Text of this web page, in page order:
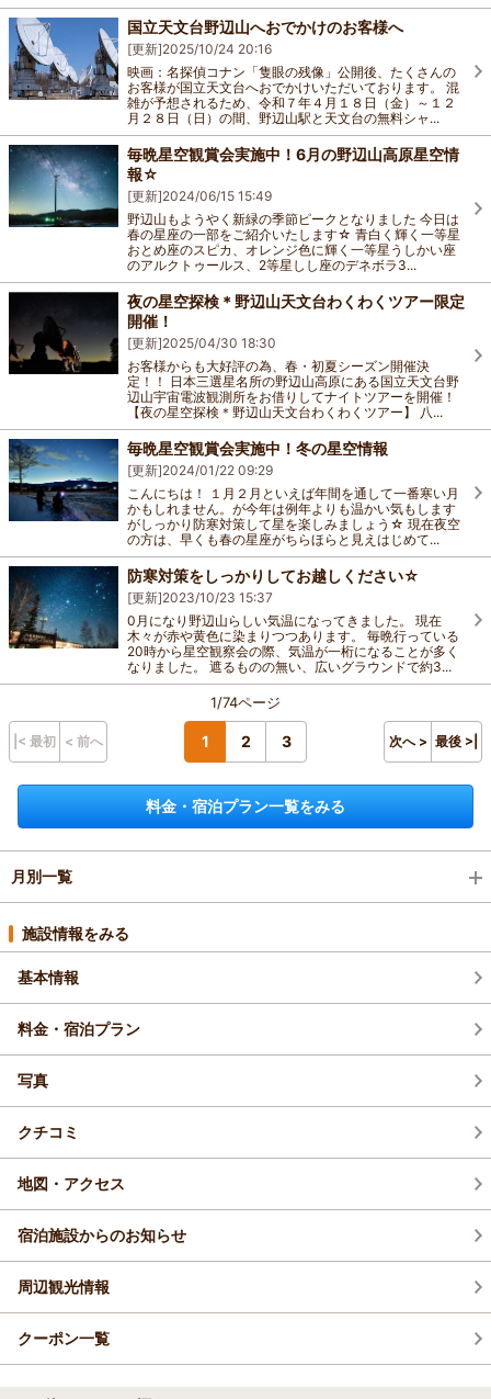
国立天文台野辺山へおでかけのお客様へ
[更新]2025/10/24 20:16
映画：名探偵コナン「隻眼の残像」公開後、たくさんの
お客様が国立天文台へおでかけいただいております。 混
雑が予想されるため、令和７年４月１８日（金）～１２
月２８日（日）の間、野辺山駅と天文台の無料シャ...
毎晩星空観賞会実施中！6月の野辺山高原星空情
報☆
[更新]2024/06/15 15:49
野辺山もようやく新緑の季節ピークとなりました 今日は
春の星座の一部をご紹介いたします☆ 青白く輝く一等星
おとめ座のスピカ、オレンジ色に輝く一等星うしかい座
のアルクトゥールス、2等星しし座のデネボラ3...
夜の星空探検＊野辺山天文台わくわくツアー限定
開催！
[更新]2025/04/30 18:30
お客様からも大好評の為、春・初夏シーズン開催決
定！！ 日本三選星名所の野辺山高原にある国立天文台野
辺山宇宙電波観測所をお借りしてナイトツアーを開催！
【夜の星空探検＊野辺山天文台わくわくツアー】 八...
毎晩星空観賞会実施中！冬の星空情報
[更新]2024/01/22 09:29
こんにちは！ １月２月といえば年間を通して一番寒い月
かもしれません。が今年は例年よりも温かい気もします
がしっかり防寒対策して星を楽しみましょう☆ 現在夜空
の方は、早くも春の星座がちらほらと見えはじめて...
防寒対策をしっかりしてお越しください☆
[更新]2023/10/23 15:37
0月になり野辺山らしい気温になってきました。 現在
木々が赤や黄色に染まりつつあります。 毎晩行っている
20時から星空観察会の際、気温が一桁になることが多く
なりました。 遮るものの無い、広いグラウンドで約3...
1/74ページ
|< 最初 < 前へ 1 2 3 次へ > 最後 >|
料金・宿泊プラン一覧をみる
月別一覧
2026年6月(1)
2026年5月(2)
施設情報をみる
基本情報
料金・宿泊プラン
写真
クチコミ
地図・アクセス
宿泊施設からのお知らせ
周辺観光情報
クーポン一覧